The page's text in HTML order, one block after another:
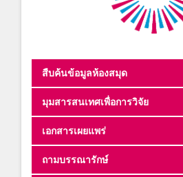
สืบค้นข้อมูลห้องสมุด
มุมสารสนเทศเพื่อการวิจัย
เอกสารเผยแพร่
ถามบรรณารักษ์